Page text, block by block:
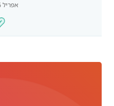
אפריל 6, 2026